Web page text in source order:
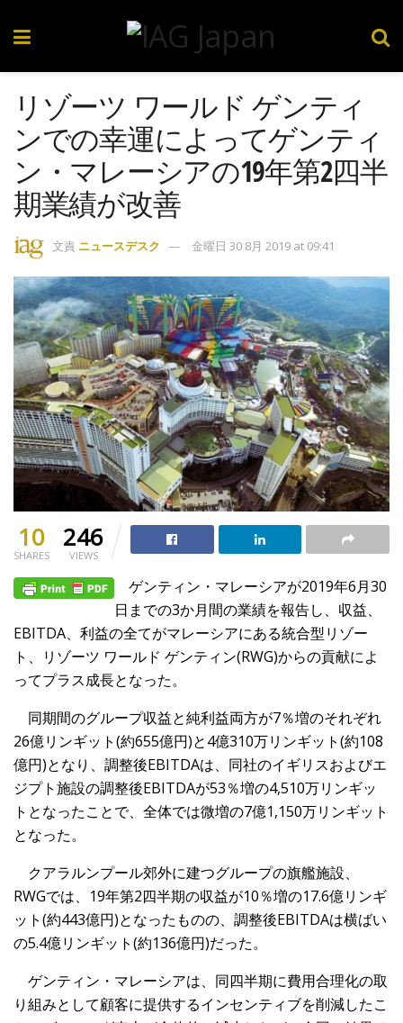
リゾーツ ワールド ゲンティ
ンでの幸運によってゲンティ
ン・マレーシアの19年第2四半
期業績が改善
文責 ニュースデスク 金曜日 30 8月 2019 at 09:41
10
SHARES
246
VIEWS
ゲンティン・マレーシアが2019年6月30
日までの3か月間の業績を報告し、収益、
EBITDA、利益の全てがマレーシアにある統合型リゾー
ト、リゾーツ ワールド ゲンティン(RWG)からの貢献によ
ってプラス成長となった。
同期間のグループ収益と純利益両方が7％増のそれぞれ
26億リンギット(約655億円)と4億310万リンギット(約108
億円)となり、調整後EBITDAは、同社のイギリスおよびエ
ジプト施設の調整後EBITDAが53％増の4,510万リンギッ
トとなったことで、全体では微増の7億1,150万リンギット
となった。
クアラルンプール郊外に建つグループの旗艦施設、
RWGでは、19年第2四半期の収益が10％増の17.6億リンギ
ット(約443億円)となったものの、調整後EBITDAは横ばい
の5.4億リンギット(約136億円)だった。
ゲンティン・マレーシアは、同四半期に費用合理化の取
り組みとして顧客に提供するインセンティブを削減したこ